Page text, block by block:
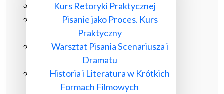
Kurs Retoryki Praktycznej
Pisanie jako Proces. Kurs
Praktyczny
Warsztat Pisania Scenariusza i
Dramatu
Historia i Literatura w Krótkich
Formach Filmowych